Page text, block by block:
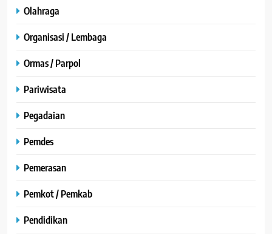
Olahraga
Organisasi / Lembaga
Ormas / Parpol
Pariwisata
Pegadaian
Pemdes
Pemerasan
Pemkot / Pemkab
Pendidikan